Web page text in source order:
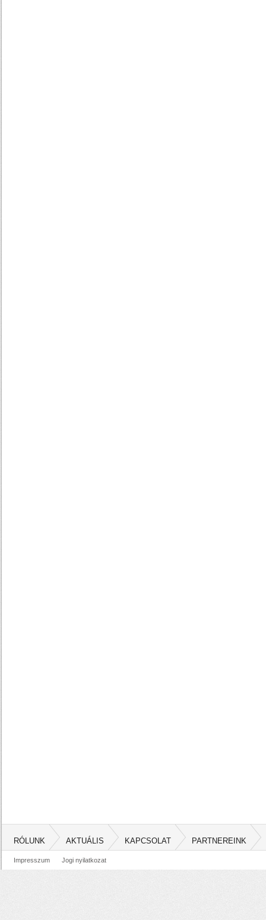
RÓLUNK AKTUÁLIS KAPCSOLAT PARTNEREINK
Impresszum Jogi nyilatkozat